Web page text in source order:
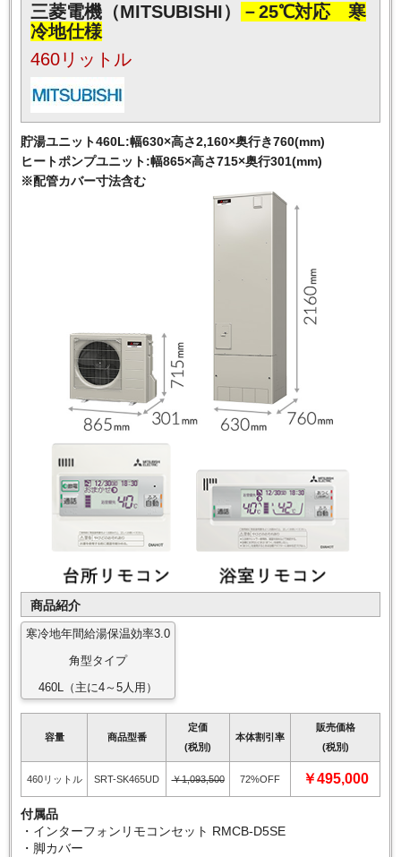
三菱電機（MITSUBISHI）
－25℃対応 寒
冷地仕様
460リットル
貯湯ユニット460L:幅630×高さ2,160×奥行き760(mm)
ヒートポンプユニット:幅865×高さ715×奥行301(mm)
※配管カバー寸法含む
商品紹介
寒冷地年間給湯保温効率3.0
角型タイプ
460L（主に4～5人用）
容量 商品型番
定価
(税別)
本体割引率
販売価格
(税別)
460リットル SRT-SK465UD ￥1,093,500 72%OFF ￥495,000
付属品
・インターフォンリモコンセット RMCB-D5SE
・脚カバー